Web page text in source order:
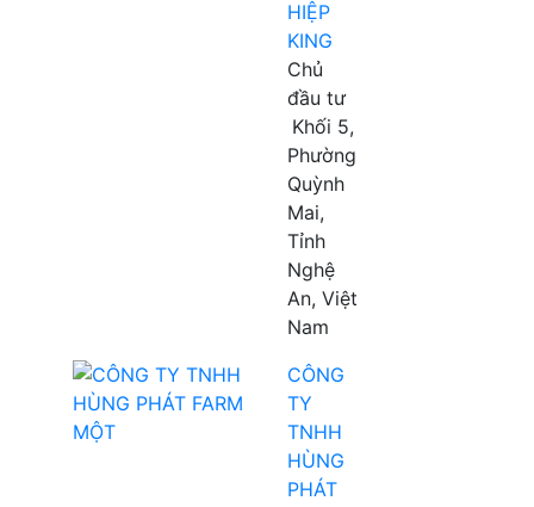
HIỆP
KING
Chủ
đầu tư
Khối 5,
Phường
Quỳnh
Mai,
Tỉnh
Nghệ
An, Việt
Nam
CÔNG
TY
TNHH
HÙNG
PHÁT